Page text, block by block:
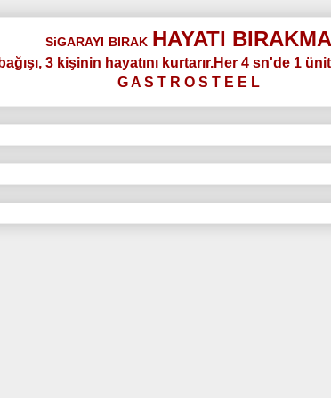
SiGARAYI BIRAK HAYATI BIRAKMA
3 kişinin hayatını kurtarır.Her 4 sn'de 1
G A S T R O S T E E L